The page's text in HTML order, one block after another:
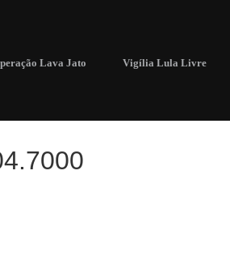
Lava Jato Vigília Lula Livre